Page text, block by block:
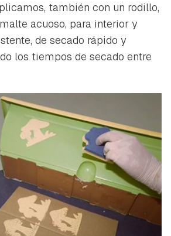
también con un rodillo,
acuoso, para interior y
de secado rápido y
los tiempos de secado entre